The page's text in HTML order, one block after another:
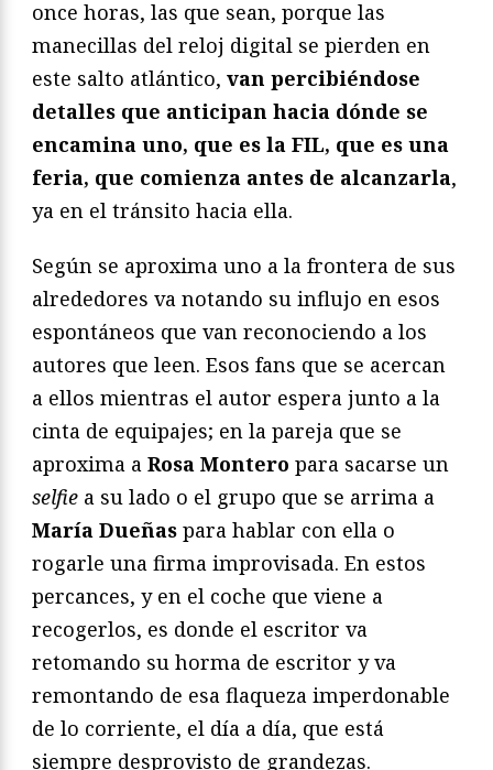
once horas, las que sean, porque las
manecillas del reloj digital se pierden en
este salto atlántico, van percibiéndose
detalles que anticipan hacia dónde se
encamina uno, que es la FIL, que es una
feria, que comienza antes de alcanzarla,
ya en el tránsito hacia ella.
Según se aproxima uno a la frontera de sus
alrededores va notando su influjo en esos
espontáneos que van reconociendo a los
autores que leen. Esos fans que se acercan
a ellos mientras el autor espera junto a la
cinta de equipajes; en la pareja que se
aproxima a Rosa Montero para sacarse un
selfie a su lado o el grupo que se arrima a
María Dueñas para hablar con ella o
rogarle una firma improvisada. En estos
percances, y en el coche que viene a
recogerlos, es donde el escritor va
retomando su horma de escritor y va
remontando de esa flaqueza imperdonable
de lo corriente, el día a día, que está
siempre desprovisto de grandezas.